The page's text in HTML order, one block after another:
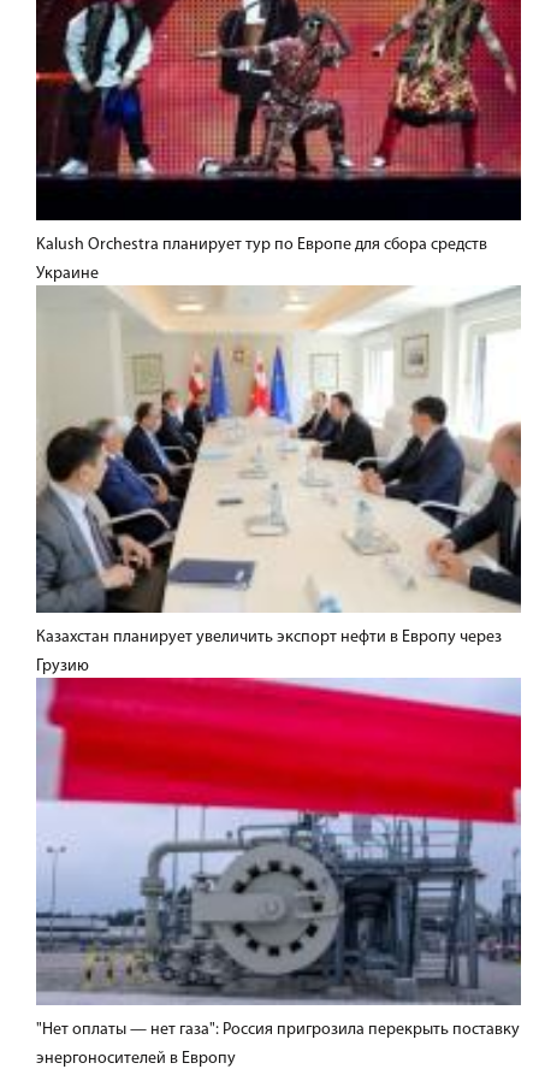
Kalush Orchestra планирует тур по Европе для сбора средств
Украине
Казахстан планирует увеличить экспорт нефти в Европу через
Грузию
"Нет оплаты — нет газа": Россия пригрозила перекрыть поставку
энергоносителей в Европу